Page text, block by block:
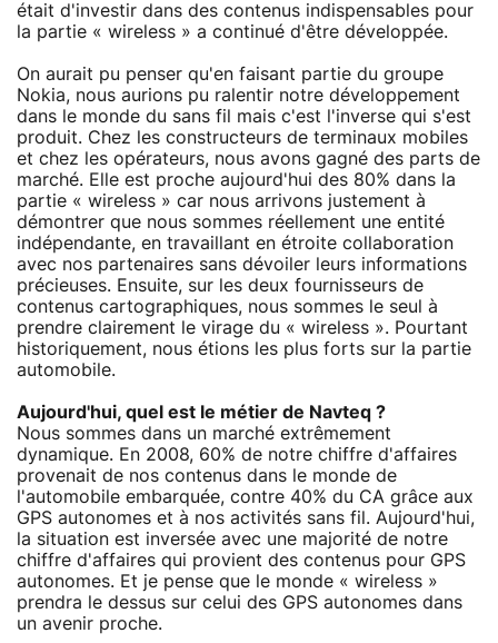
était d'investir dans des contenus indispensables pour
la partie « wireless » a continué d'être développée.
On aurait pu penser qu'en faisant partie du groupe
Nokia, nous aurions pu ralentir notre développement
dans le monde du sans fil mais c'est l'inverse qui s'est
produit. Chez les constructeurs de terminaux mobiles
et chez les opérateurs, nous avons gagné des parts de
marché. Elle est proche aujourd'hui des 80% dans la
partie « wireless » car nous arrivons justement à
démontrer que nous sommes réellement une entité
indépendante, en travaillant en étroite collaboration
avec nos partenaires sans dévoiler leurs informations
précieuses. Ensuite, sur les deux fournisseurs de
contenus cartographiques, nous sommes le seul à
prendre clairement le virage du « wireless ». Pourtant
historiquement, nous étions les plus forts sur la partie
automobile.
Aujourd'hui, quel est le métier de Navteq ?
Nous sommes dans un marché extrêmement
dynamique. En 2008, 60% de notre chiffre d'affaires
provenait de nos contenus dans le monde de
l'automobile embarquée, contre 40% du CA grâce aux
GPS autonomes et à nos activités sans fil. Aujourd'hui,
la situation est inversée avec une majorité de notre
chiffre d'affaires qui provient des contenus pour GPS
autonomes. Et je pense que le monde « wireless »
prendra le dessus sur celui des GPS autonomes dans
un avenir proche.